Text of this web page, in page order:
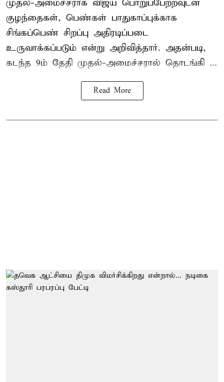
முதல்-அமைச்சராக விஜய் பொறுப்பேற்றவுடன்
குழந்தைகள், பெண்கள் பாதுகாப்புக்காக
சிங்கப்பெண் சிறப்பு அதிரடிப்படை
உருவாக்கப்படும் என்று அறிவித்தார். அதன்படி,
கடந்த 9ம் தேதி முதல்-அமைச்சரால் தொடங்கி ...
Read More